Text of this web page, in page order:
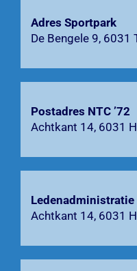
Agenda
Bardienst
Contact
Adres Sportpark
De Bengele 9, 6031
Postadres NTC ’72
Achtkant 14, 6031
Ledenadministratie
Achtkant 14, 6031